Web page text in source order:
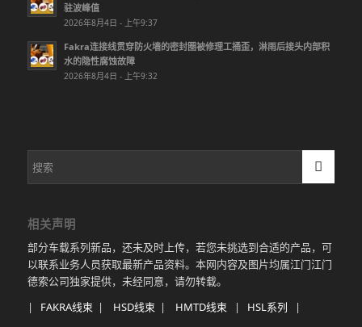
驻波峰值
2026年8月4日 - 上午9:37
Fakra连接线贯穿防火墙的密封圈被修理工捅歪，淋雨后接头内部积
水的隐性腐蚀故障
2026年8月4日 - 上午9:32
相关声明
部分车载系列新品，还未及时上传，若您未挑选到合适的产品，可
以联系业务人员获取最新产品资料。本网内容及图片均属江门江门
德索公司独家提供，未经同意，请勿转载。
| FAKRA线束 | HSD线束 | HMTD线束 | HSL系列 |